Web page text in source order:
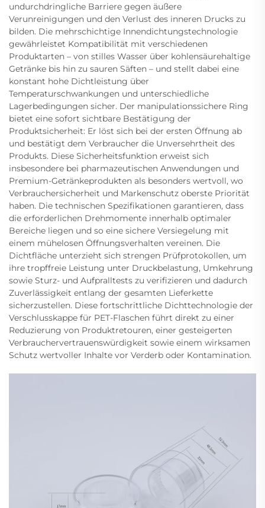
undurchdringliche Barriere gegen äußere
Verunreinigungen und den Verlust des inneren Drucks zu
bilden. Die mehrschichtige Innendichtungstechnologie
gewährleistet Kompatibilität mit verschiedenen
Produktarten – von stilles Wasser über kohlensäurehaltige
Getränke bis hin zu sauren Säften – und stellt dabei eine
konstant hohe Dichtleistung über
Temperaturschwankungen und unterschiedliche
Lagerbedingungen sicher. Der manipulationssichere Ring
bietet eine sofort sichtbare Bestätigung der
Produktsicherheit: Er löst sich bei der ersten Öffnung ab
und bestätigt dem Verbraucher die Unversehrtheit des
Produkts. Diese Sicherheitsfunktion erweist sich
insbesondere bei pharmazeutischen Anwendungen und
Premium-Getränkeprodukten als besonders wertvoll, wo
Verbrauchersicherheit und Markenschutz oberste Priorität
haben. Die technischen Spezifikationen garantieren, dass
die erforderlichen Drehmomente innerhalb optimaler
Bereiche liegen und so eine sichere Versiegelung mit
einem mühelosen Öffnungsverhalten vereinen. Die
Dichtfläche unterzieht sich strengen Prüfprotokollen, um
ihre tropffreie Leistung unter Druckbelastung, Umkehrung
sowie Sturz- und Aufpralltests zu verifizieren und dadurch
Zuverlässigkeit entlang der gesamten Lieferkette
sicherzustellen. Diese fortschrittliche Dichttechnologie der
Verschlusskappe für PET-Flaschen führt direkt zu einer
Reduzierung von Produktretouren, einer gesteigerten
Verbrauchervertrauenswürdigkeit sowie einem wirksamen
Schutz wertvoller Inhalte vor Verderb oder Kontamination.